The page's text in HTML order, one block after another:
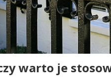
warto je